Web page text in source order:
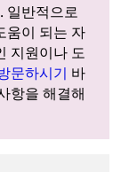
일반적으로
움이 되는 자
지원이나 도
문하시기 바
항을 해결해